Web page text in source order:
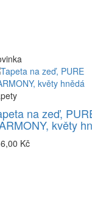
na zeď,
květy
Kč